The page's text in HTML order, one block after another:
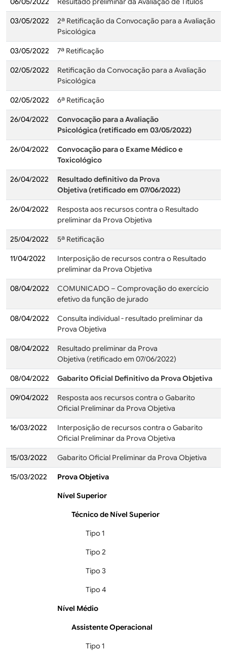
03/05/2022
2ª Retificação da Convocação para a Avaliação
Psicológica
03/05/2022 7ª Retificação
02/05/2022
Retificação da Convocação para a Avaliação
Psicológica
02/05/2022 6ª Retificação
26/04/2022
Convocação para a Avaliação
Psicológica(retificado em 03/05/2022)
26/04/2022
Convocação para o Exame Médico e
Toxicológico
26/04/2022
Resultado definitivo da Prova
Objetiva (retificado em 07/06/2022)
26/04/2022
Resposta aos recursos contra o Resultado
preliminar da Prova Objetiva
25/04/2022 5ª Retificação
11/04/2022
Interposição de recursos contra o Resultado
preliminar da Prova Objetiva
08/04/2022
COMUNICADO – Comprovação do exercício
efetivo da função de jurado
08/04/2022
Consulta individual - resultado preliminar da
Prova Objetiva
08/04/2022
Resultado preliminar da Prova
Objetiva (retificado em 07/06/2022)
08/04/2022 Gabarito Oficial Definitivo da Prova Objetiva
09/04/2022
Resposta aos recursos contra o Gabarito
Oficial Preliminar da Prova Objetiva
16/03/2022
Interposição de recursos contra o Gabarito
Oficial Preliminar da Prova Objetiva
15/03/2022 Gabarito Oficial Preliminar da Prova Objetiva
15/03/2022 Prova Objetiva
Nível Superior
Técnico de Nível Superior
Tipo 1
Tipo 2
Tipo 3
Tipo 4
Nível Médio
Assistente Operacional
Tipo 1